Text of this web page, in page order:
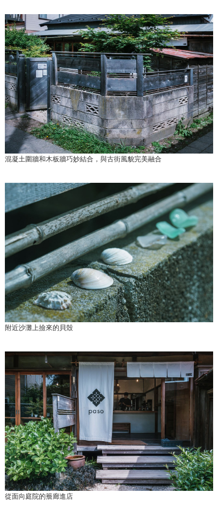
混凝土圍牆和木板牆巧妙結合，與古街風貌完美融合
附近沙灘上撿來的貝殼
從面向庭院的簷廊進店